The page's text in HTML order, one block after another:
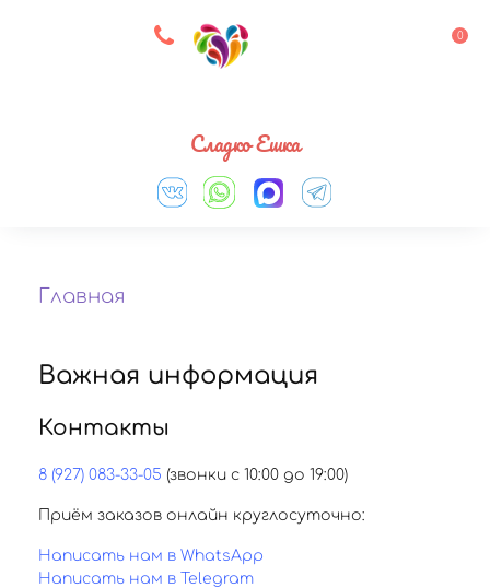
8 927 083 33 05 0
Сладко Ешка
Главная
Важная информация
Контакты
8 (927) 083-33-05 (звонки с 10:00 до 19:00)
Приём заказов онлайн круглосуточно:
Написать нам в WhatsApp
Написать нам в Telegram